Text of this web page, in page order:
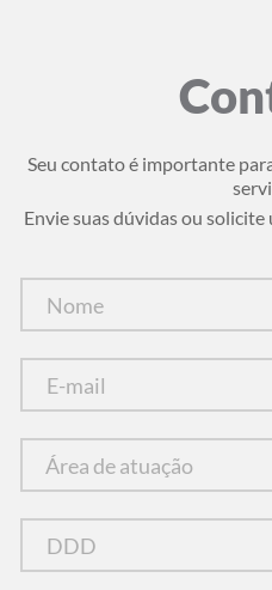
Seu contato é importante
Envie suas dúvidas ou